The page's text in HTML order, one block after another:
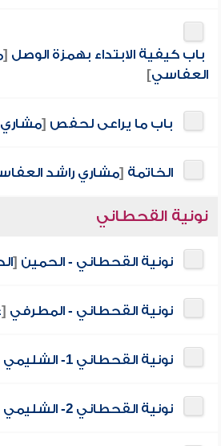
باب كيفية الابتداء بهمزة الوصل [
العفاسي]
باب ما يراعى لحفص [
الخاتمة [مشاري راشد
نونية القحطاني
نونية القحطاني - الحمين [
نونية القحطاني - المطرفي [
نونية القحطاني 1- الشليمي
نونية القحطاني 2- الشليمي